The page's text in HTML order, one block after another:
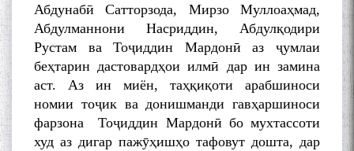
Абдунабӣ Сатторзода, Мирзо Муллоаҳмад,
Абдулманнони Насриддин, Абдулқодири
Рустам ва Тоҷиддин Мардонӣ аз ҷумлаи
беҳтарин дастовардҳои илмӣ дар ин замина
аст. Аз ин миён, таҳқиқоти арабшиноси
номии тоҷик ва донишманди гавҳаршиноси
фарзона Тоҷиддин Мардонӣ бо мухтассоти
худ аз дигар пажӯҳишҳо тафовут дошта, дар